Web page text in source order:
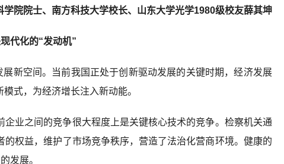
院院士、南方科技大学校长、山东大学光学1980级校友薛其坤
代化的“发动机”
新空间。当前我国正处于创新驱动发展的关键时期，经济发展
式，为经济增长注入新动能。
企业之间的竞争很大程度上是关键核心技术的竞争。检察机关通
权益，维护了市场竞争秩序，营造了法治化营商环境。健康的
发展。